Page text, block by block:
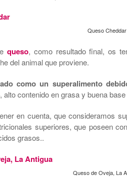
Queso Cheddar
queso, como resultado final, os
del animal que proviene.
como un superalimento
alto contenido en grasa y buena
en cuenta, que consideramos
superiores, que poseen
grasos..
Queso de Oveja, La